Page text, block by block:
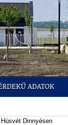
ADATOK
Dinnyésen